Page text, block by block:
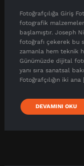
Fotoğrafçılığa Giriş
fotografik malzemeler
başlamıştır. Joseph
fotoğrafı çekerek bu
zamanla hem teknik
Günümüzde dijital
yanı sıra sanatsal
Fotoğrafçılığın iki
DEVAMINI OKU